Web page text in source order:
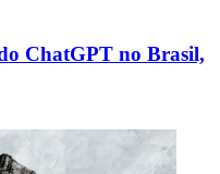
ChatGPT no Brasil,